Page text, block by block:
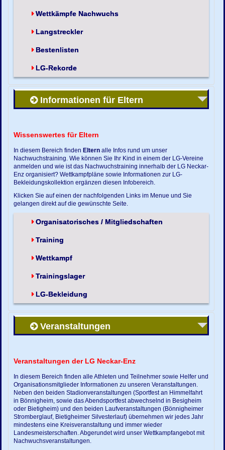
Wettkämpfe Nachwuchs
Langstreckler
Bestenlisten
LG-Rekorde
Informationen für Eltern
Wissenswertes für Eltern
In diesem Bereich finden Eltern alle Infos rund um unser
Nachwuchstraining. Wie können Sie Ihr Kind in einem der LG-Vereine
anmelden und wie ist das Nachwuchstraining innerhalb der LG Neckar-
Enz organisiert? Wettkampfpläne sowie Informationen zur LG-
Bekleidungskollektion ergänzen diesen Infobereich.
Klicken Sie auf einen der nachfolgenden Links im Menue und Sie
gelangen direkt auf die gewünschte Seite.
Organisatorisches / Mitgliedschaften
Training
Wettkampf
Trainingslager
LG-Bekleidung
Veranstaltungen
Veranstaltungen der LG Neckar-Enz
In diesem Bereich finden alle Athleten und Teilnehmer sowie Helfer und
Organisationsmitglieder Informationen zu unseren Veranstaltungen.
Neben den beiden Stadionveranstaltungen (Sportfest an Himmelfahrt
in Bönnigheim, sowie das Abendsportfest abwechselnd in Besigheim
oder Bietigheim) und den beiden Laufveranstaltungen (Bönnigheimer
Stromberglauf, Bietigheimer Silvesterlauf) übernehmen wir jedes Jahr
mindestens eine Kreisveranstaltung und immer wieder
Landesmeisterschaften. Abgerundet wird unser Wettkampfangebot mit
Nachwuchsveranstaltungen.